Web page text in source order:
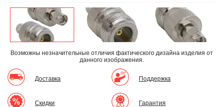
Возможны незначительные отличия фактического дизайна изделия от
данного изображения.
Доставка
Скидки
Поддержка
Гарантия